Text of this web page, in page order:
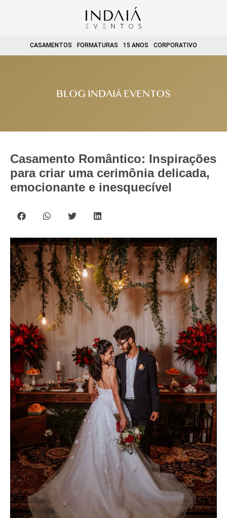
CASAMENTOS FORMATURAS 15 ANOS CORPORATIVO
BLOG INDAIÁ EVENTOS
Casamento Romântico: Inspirações
para criar uma cerimônia delicada,
emocionante e inesquecível